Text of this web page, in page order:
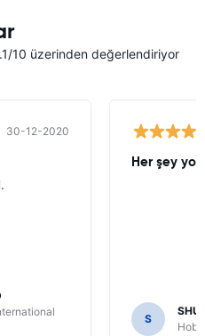
10 üzerinden değerlendiriyor
30-12-2020
Her şey
S